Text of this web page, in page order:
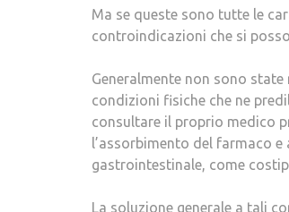
Ma se queste sono tutte le
controindicazioni che si
Generalmente non sono
condizioni fisiche che ne
consultare il proprio medico
l’assorbimento del farmaco
gastrointestinale, come
La soluzione generale a tali